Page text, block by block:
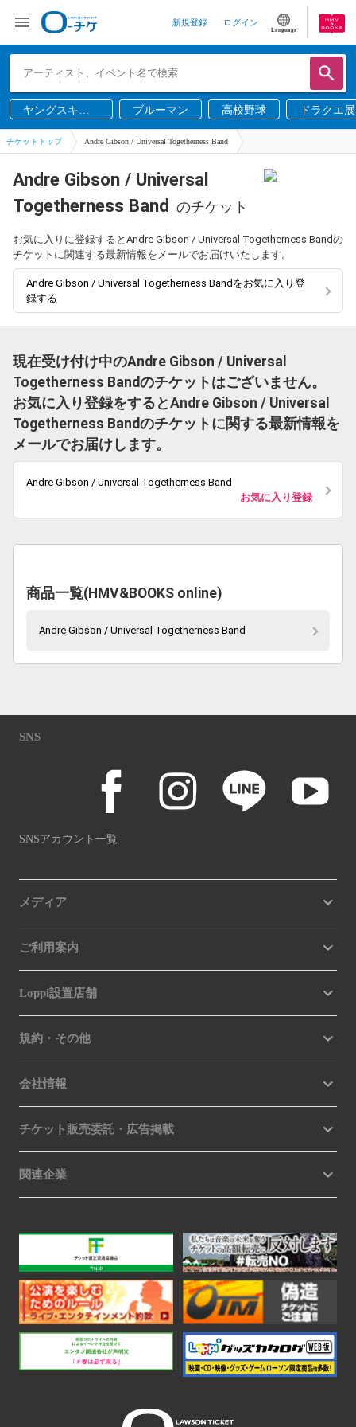
新規登録 ログイン
Language
ヤングスキニ
ー
ブルーマン 高校野球 ドラクエ展
チケットトップ Andre Gibson / Universal Togetherness Band
Andre Gibson / Universal
Togetherness Band のチケット
お気に入りに登録するとAndre Gibson / Universal Togetherness Bandの
チケットに関連する最新情報をメールでお届けいたします。
Andre Gibson / Universal Togetherness Bandをお気に入り登
録する
現在受け付け中のAndre Gibson / Universal
Togetherness Bandのチケットはございません。
お気に入り登録をするとAndre Gibson / Universal
Togetherness Bandのチケットに関する最新情報を
メールでお届けします。
Andre Gibson / Universal Togetherness Band
お気に入り登録
商品一覧(HMV&BOOKS online)
Andre Gibson / Universal Togetherness Band
SNS
SNSアカウント一覧
メディア
ご利用案内
Loppi設置店舗
規約・その他
会社情報
チケット販売委託・広告掲載
関連企業